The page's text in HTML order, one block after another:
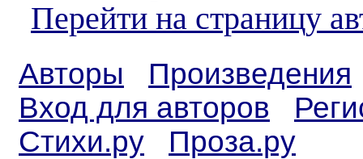
Перейти на страницу
Авторы
Произведения
Вход для авторов
Стихи.ру
Проза.ру